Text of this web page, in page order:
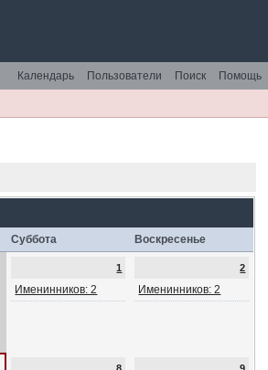
Помощь
Поиск
Пользователи
Календарь
Суббота Воскресенье
1
Именинников: 2
2
Именинников: 2